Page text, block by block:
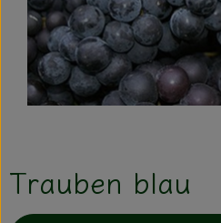
Kühltheke
Aktionen & Neues
Naturkost
Haushaltswaren
Trauben blau